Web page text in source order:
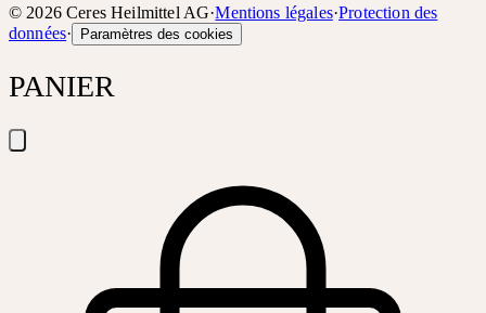
© 2026 Ceres Heilmittel AG·Mentions légales·Protection des
données· Paramètres des cookies
PANIER